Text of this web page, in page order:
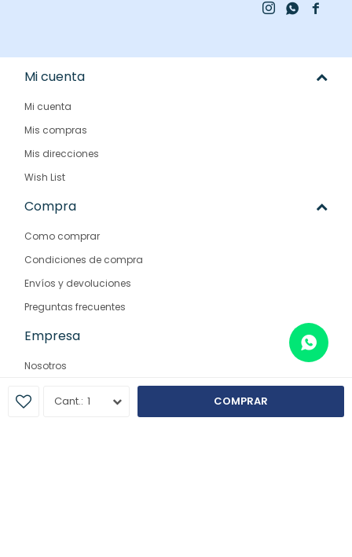
1 COMPRAR

 
Mi cuenta
Mi cuenta
Mis compras
Mis direcciones
Wish List
Compra
Como comprar
Condiciones de compra
Envíos y devoluciones
Preguntas frecuentes
Empresa
Nosotros